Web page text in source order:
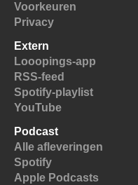
Voorkeuren
Privacy
Extern
Looopings-app
RSS-feed
Spotify-playlist
YouTube
Podcast
Alle afleveringen
Spotify
Apple Podcasts